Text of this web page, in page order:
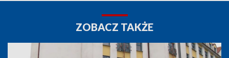
ZOBACZ TAKŻE